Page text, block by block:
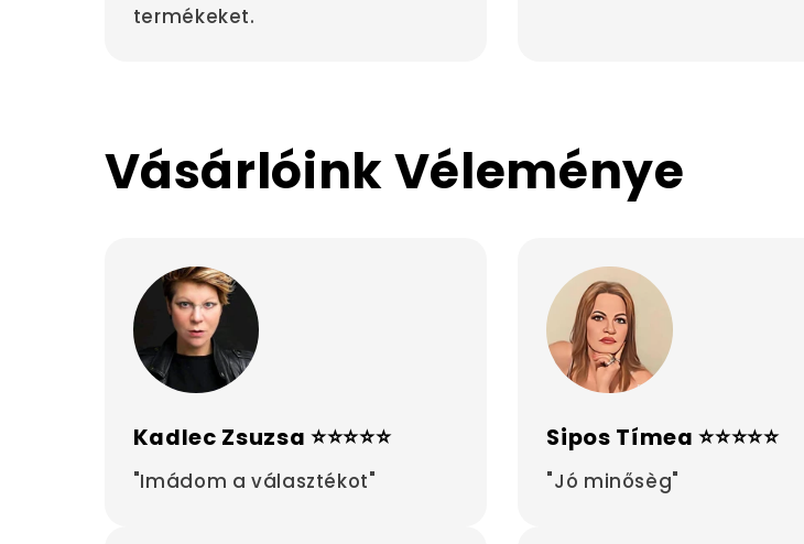
termékeket.
Vásárlóink Véleménye
Kadlec Zsuzsa ⭐⭐⭐⭐⭐
"Imádom a választékot"
Sipos Tímea ⭐⭐⭐⭐⭐
"Jó minősèg"